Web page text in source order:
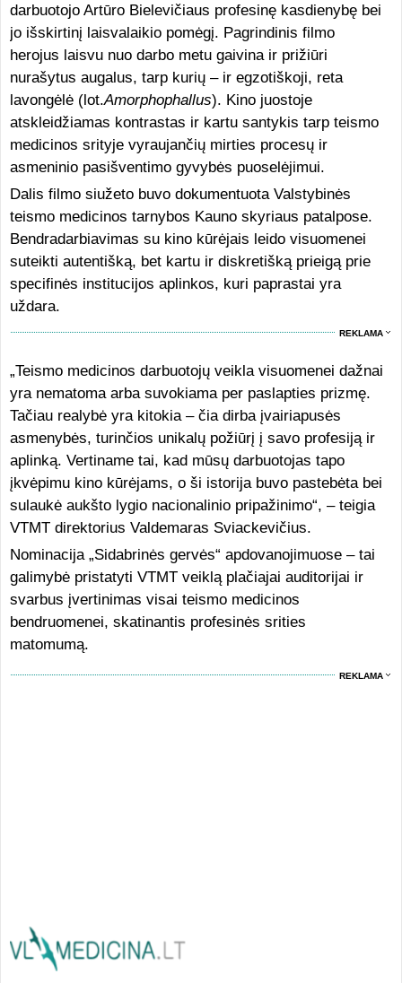
darbuotojo Artūro Bielevičiaus profesinę kasdienybę bei
jo išskirtinį laisvalaikio pomėgį. Pagrindinis filmo
herojus laisvu nuo darbo metu gaivina ir prižiūri
nurašytus augalus, tarp kurių – ir egzotiškoji, reta
lavongėlė (lot.Amorphophallus). Kino juostoje
atskleidžiamas kontrastas ir kartu santykis tarp teismo
medicinos srityje vyraujančių mirties procesų ir
asmeninio pasišventimo gyvybės puoselėjimui.
Dalis filmo siužeto buvo dokumentuota Valstybinės
teismo medicinos tarnybos Kauno skyriaus patalpose.
Bendradarbiavimas su kino kūrėjais leido visuomenei
suteikti autentišką, bet kartu ir diskretišką prieigą prie
specifinės institucijos aplinkos, kuri paprastai yra
uždara.
REKLAMA
„Teismo medicinos darbuotojų veikla visuomenei dažnai
yra nematoma arba suvokiama per paslapties prizmę.
Tačiau realybė yra kitokia – čia dirba įvairiapusės
asmenybės, turinčios unikalų požiūrį į savo profesiją ir
aplinką. Vertiname tai, kad mūsų darbuotojas tapo
įkvėpimu kino kūrėjams, o ši istorija buvo pastebėta bei
sulaukė aukšto lygio nacionalinio pripažinimo“, – teigia
VTMT direktorius Valdemaras Sviackevičius.
Nominacija „Sidabrinės gervės“ apdovanojimuose – tai
galimybė pristatyti VTMT veiklą plačiajai auditorijai ir
svarbus įvertinimas visai teismo medicinos
bendruomenei, skatinantis profesinės srities
matomumą.
REKLAMA